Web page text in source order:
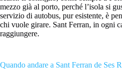
mezzo già al porto, perché l’isola si
servizio di autobus, pur esistente, è
chi vuole girare. Sant Ferran, in ogni
raggiungere.
Quando andare a Sant Ferran de Ses